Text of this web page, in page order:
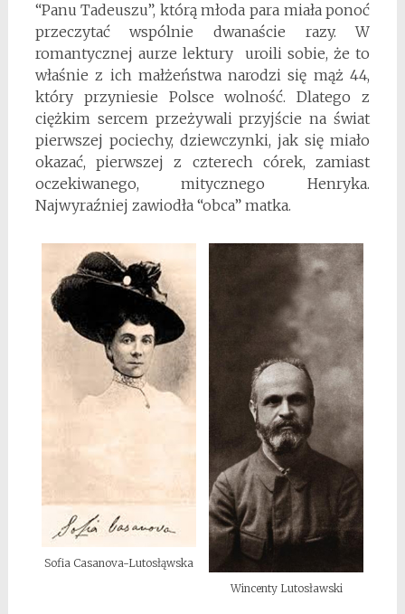
“Panu Tadeuszu”, którą młoda para miała ponoć
przeczytać wspólnie dwanaście razy. W
romantycznej aurze lektury uroili sobie, że to
właśnie z ich małżeństwa narodzi się mąż 44,
który przyniesie Polsce wolność. Dlatego z
ciężkim sercem przeżywali przyjście na świat
pierwszej pociechy, dziewczynki, jak się miało
okazać, pierwszej z czterech córek, zamiast
oczekiwanego, mitycznego Henryka.
Najwyraźniej zawiodła “obca” matka.
Sofia Casanova-Lutosłąwska
Wincenty Lutosławski